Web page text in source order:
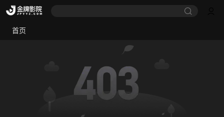
首页